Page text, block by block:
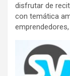
disfrutar de
con temática